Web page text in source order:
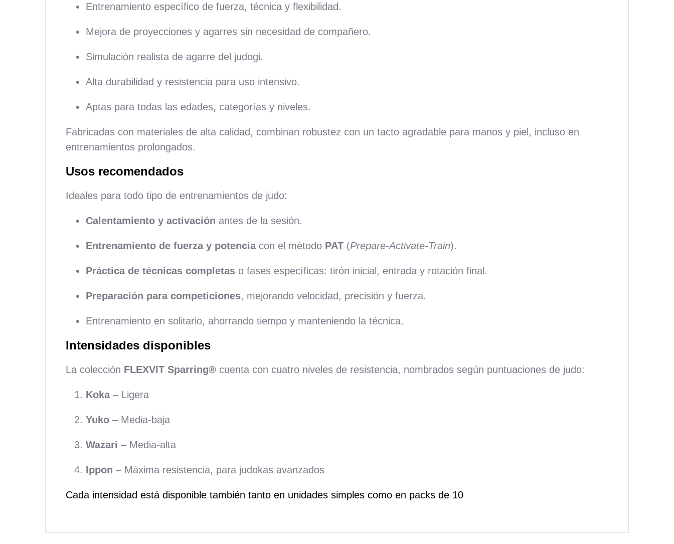
Entrenamiento específico de fuerza, técnica y flexibilidad.
Mejora de proyecciones y agarres sin necesidad de compañero.
Simulación realista de agarre del judogi.
Alta durabilidad y resistencia para uso intensivo.
Aptas para todas las edades, categorías y niveles.
Fabricadas con materiales de alta calidad, combinan robustez con un tacto agradable para manos y piel, incluso en
entrenamientos prolongados.
Usos recomendados
Ideales para todo tipo de entrenamientos de judo:
Calentamiento y activación antes de la sesión.
Entrenamiento de fuerza y potenciacon el método PAT(Prepare-Activate-Train).
Práctica de técnicas completaso fases específicas: tirón inicial, entrada y rotación final.
Preparación para competiciones, mejorando velocidad, precisión y fuerza.
Entrenamiento en solitario, ahorrando tiempo y manteniendo la técnica.
Intensidades disponibles
La colección FLEXVIT Sparring®cuenta con cuatro niveles de resistencia, nombrados según puntuaciones de judo:
Koka– Ligera
Yuko– Media-baja
Wazari – Media-alta
Ippon – Máxima resistencia, para judokas avanzados
Cada intensidad está disponible también tanto en unidades simples como en packs de 10